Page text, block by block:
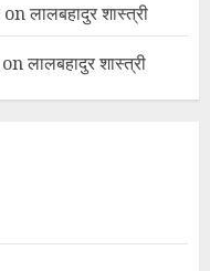
onलालबहादुर शास्त्री
onलालबहादुर शास्त्री